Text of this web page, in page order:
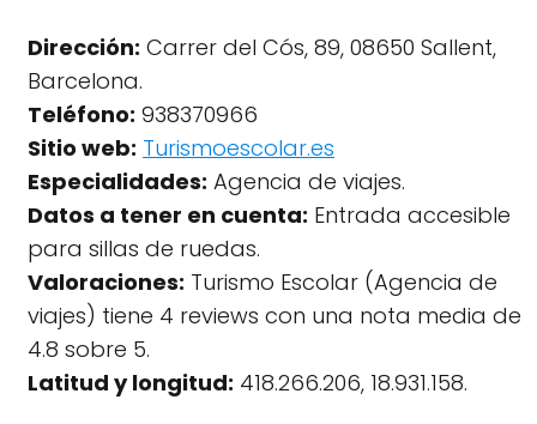
Dirección: Carrer del Cós, 89, 08650 Sallent,
Barcelona.
Teléfono: 938370966
Sitio web: Turismoescolar.es
Especialidades: Agencia de viajes.
Datos a tener en cuenta: Entrada accesible
para sillas de ruedas.
Valoraciones: Turismo Escolar (Agencia de
viajes) tiene 4 reviews con una nota media de
4.8 sobre 5.
Latitud y longitud: 418.266.206, 18.931.158.